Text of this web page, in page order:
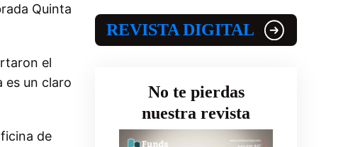
Quinta
el
es un claro
de
REVISTA DIGITAL
No te pierdas
nuestra revista